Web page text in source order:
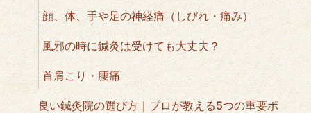
顔、体、手や足の神経痛（しびれ・痛み）
風邪の時に鍼灸は受けても大丈夫？
首肩こり・腰痛
良い鍼灸院の選び方｜プロが教える5つの重要ポ